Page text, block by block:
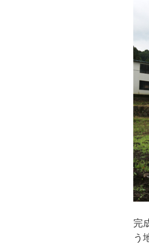
完
う